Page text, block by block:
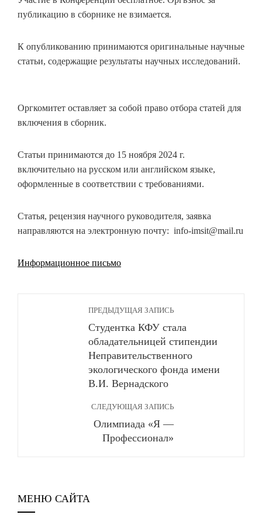
публикацию в сборнике не взимается.
К опубликованию принимаются оригинальные научные
статьи, содержащие результаты научных исследований.
Оргкомитет оставляет за собой право отбора статей для
включения в сборник.
Статьи принимаются до 15 ноября 2024 г.
включительно на русском или английском языке,
оформленные в соответствии с требованиями.
Статья, рецензия научного руководителя, заявка
направляются на электронную почту: info-imsit@mail.ru
Информационное письмо
ПРЕДЫДУЩАЯ ЗАПИСЬ
Студентка КФУ стала
обладательницей стипендии
Неправительственного
экологического фонда имени
В.И. Вернадского
СЛЕДУЮЩАЯ ЗАПИСЬ
Олимпиада «Я —
Профессионал»
МЕНЮ САЙТА